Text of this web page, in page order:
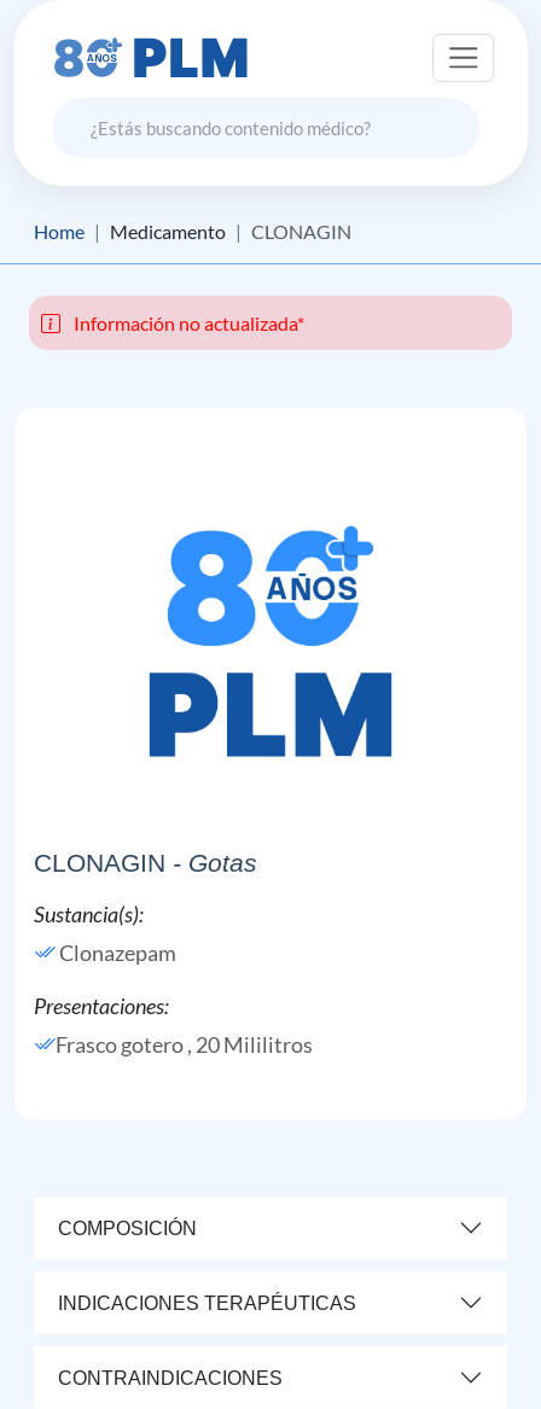
Home Medicamento CLONAGIN
Información no actualizada*
CLONAGIN - Gotas
Sustancia(s):
Clonazepam
Presentaciones:
Frasco gotero , 20 Mililitros
COMPOSICIÓN
INDICACIONES TERAPÉUTICAS
CONTRAINDICACIONES